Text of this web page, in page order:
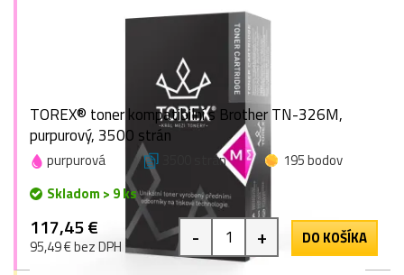
TOREX® toner kompatibilní s Brother TN-326M,
purpurový, 3500 strán
purpurová 3500 strán
195 bodov
Skladom > 9 ks
117,45 €
95,49 € bez DPH - + DO KOŠÍKA